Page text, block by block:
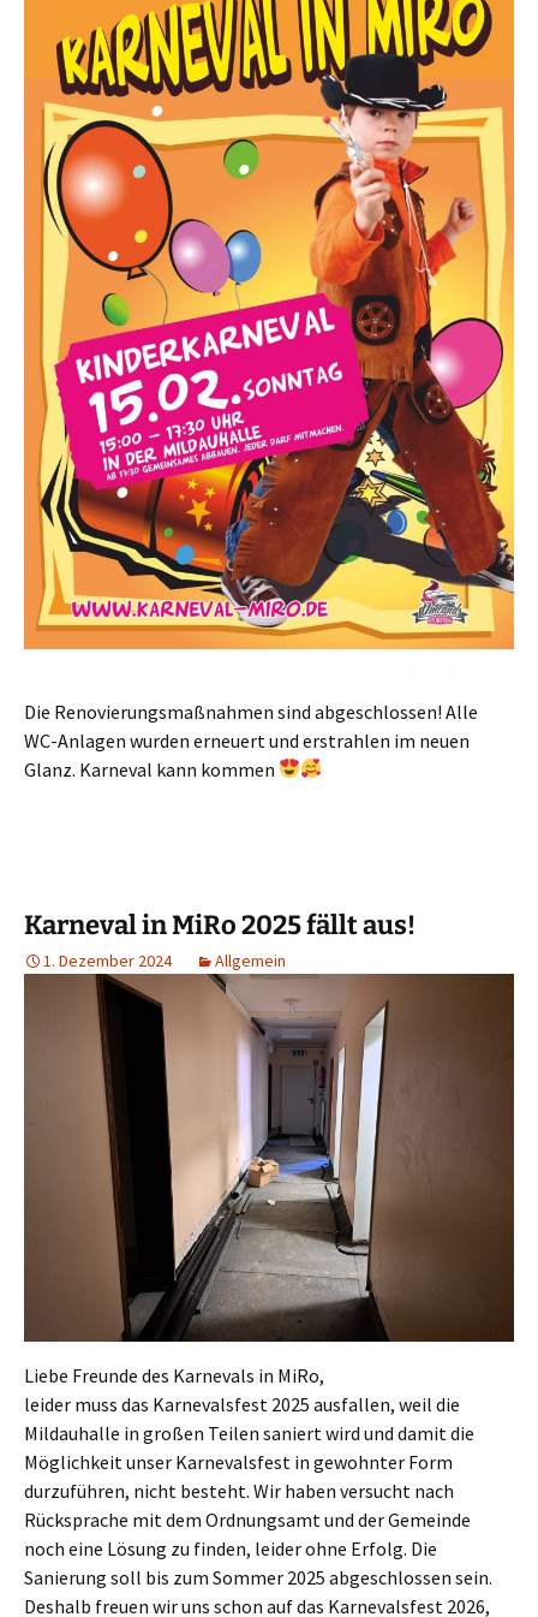
Die Renovierungsmaßnahmen sind abgeschlossen! Alle
WC-Anlagen wurden erneuert und erstrahlen im neuen
Glanz. Karneval kann kommen
Karneval in MiRo 2025 fällt aus!
1. Dezember 2024 Allgemein
Liebe Freunde des Karnevals in MiRo,
leider muss das Karnevalsfest 2025 ausfallen, weil die
Mildauhalle in großen Teilen saniert wird und damit die
Möglichkeit unser Karnevalsfest in gewohnter Form
durzuführen, nicht besteht. Wir haben versucht nach
Rücksprache mit dem Ordnungsamt und der Gemeinde
noch eine Lösung zu finden, leider ohne Erfolg. Die
Sanierung soll bis zum Sommer 2025 abgeschlossen sein.
Deshalb freuen wir uns schon auf das Karnevalsfest 2026,